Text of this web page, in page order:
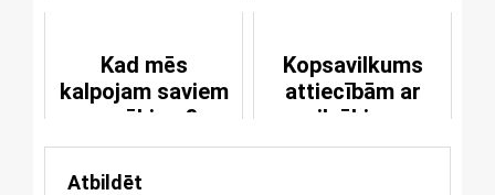
Kad mēs
kalpojam saviem
vecākiem?
Kopsavilkums
attiecībām ar
cilvēkiem
Atbildēt